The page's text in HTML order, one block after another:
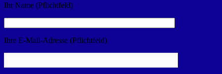
Ihr Name (Pflichtfeld)
Ihre E-Mail-Adresse (Pflichtfeld)